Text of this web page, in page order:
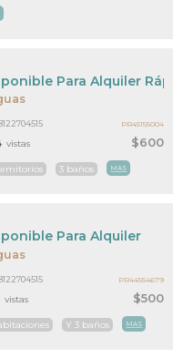
$600
Para Alquiler
3 baños MAS
vistas
PR45155004
$500
Para Alquiler
Y 3 baños MAS
vistas
PR44554679